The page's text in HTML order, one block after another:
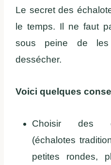
Le secret des
le temps. Il ne faut
sous peine de
dessécher.
Voici quelques
Choisir des
(échalotes
petites rondes,